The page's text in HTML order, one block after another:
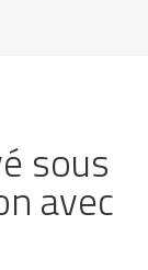
sous
avec